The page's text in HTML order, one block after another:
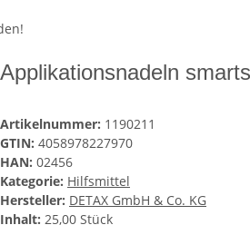
Applikationsnadeln
Artikelnummer: 1190211
GTIN: 4058978227970
HAN: 02456
Kategorie: Hilfsmittel
Hersteller: DETAX GmbH & Co. KG
Inhalt: 25,00 Stück